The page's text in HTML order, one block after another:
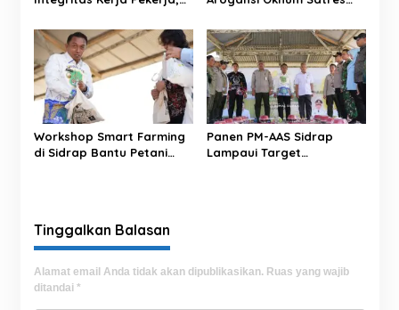
Pengajian Rutin
Makassar terhadap
Jurnalis Saat Peliputan
Workshop Smart Farming
di Sidrap Bantu Petani
Panen PM-AAS Sidrap
Lampaui Target
Tinggalkan Balasan
Alamat email Anda tidak akan dipublikasikan. Ruas yang wajib
ditandai *